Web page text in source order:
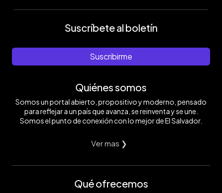
Suscríbete al boletín
Suscribirme
Quiénes somos
Somos un portal abierto, propositivo y moderno, pensado
para reflejar a un país que avanza, se reinventa y se une.
Somos el punto de conexión con lo mejor de El Salvador.
Ver mas ❯
Qué ofrecemos